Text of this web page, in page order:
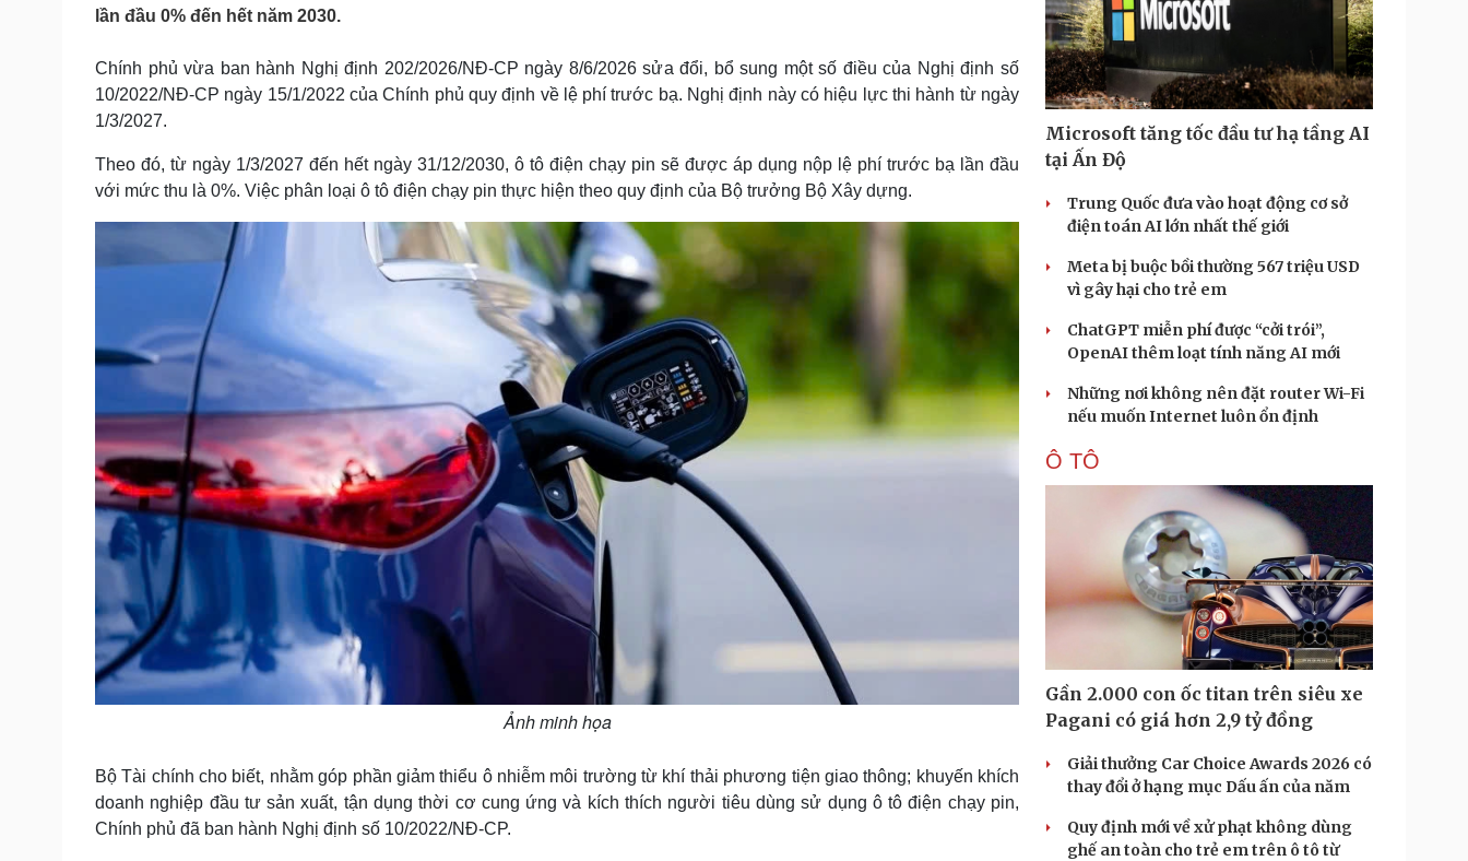
Vụ án
Tư vấn luật
Vũ khí
Phân tích
Thế giới thể thao
eSports
Hậu trường
Tư vấn
Thông tin doanh nghiệp
Doanh nghiệp 24h
Doanh nhân
Vì cộng đồng
Sành điệu
Trải nghiệm
Chuyển đổi số
Dinh dưỡng - món ngon
Cây thuốc
Sản phụ khoa
Nam khoa
Làm đẹp - giảm cân
Phòng mạch online
Ăn sạch sống khỏe
Nhà đẹp
Blog
Tình yêu - Gia đình
Sân khấu - Điện ảnh
Văn học
Âm nhạc
Di sản
Nghệ sĩ
Thời trang
Sao Việt
Tư vấn
check-in
Podcast
Đọc truyện đêm khuya
Cửa sổ tình yêu
Hạt giống tâm hồn
Cải chính
lần đầu 0% đến hết năm 2030.
Chính phủ vừa ban hành Nghị định 202/2026/NĐ-CР ngày 8/6/2026 sửa đổi, bổ sung một số điều của Nghị định số
10/2022/NĐ-CP ngày 15/1/2022 của Chính phủ quy định về lệ phí trước bạ. Nghị định này có hiệu lực thi hành từ ngày
1/3/2027.
Theo đó, từ ngày 1/3/2027 đến hết ngày 31/12/2030, ô tô điện chạy pin sẽ được áp dụng nộp lệ phí trước bạ lần đầu
với mức thu là 0%. Việc phân loại ô tô điện chạy pin thực hiện theo quy định của Bộ trưởng Bộ Xây dựng.
Ảnh minh họa
Bộ Tài chính cho biết, nhằm góp phần giảm thiểu ô nhiễm môi trường từ khí thải phương tiện giao thông; khuyến khích
doanh nghiệp đầu tư sản xuất, tận dụng thời cơ cung ứng và kích thích người tiêu dùng sử dụng ô tô điện chạy pin,
Chính phủ đã ban hành Nghị định số 10/2022/NĐ-CP.
Microsoft tăng tốc đầu tư hạ tầng AI
tại Ấn Độ
Trung Quốc đưa vào hoạt động cơ sở
điện toán AI lớn nhất thế giới
Meta bị buộc bồi thường 567 triệu USD
vì gây hại cho trẻ em
ChatGPT miễn phí được “cởi trói”,
OpenAI thêm loạt tính năng AI mới
Những nơi không nên đặt router Wi-Fi
nếu muốn Internet luôn ổn định
Ô TÔ
Gần 2.000 con ốc titan trên siêu xe
Pagani có giá hơn 2,9 tỷ đồng
Giải thưởng Car Choice Awards 2026 có
thay đổi ở hạng mục Dấu ấn của năm
Quy định mới về xử phạt không dùng
ghế an toàn cho trẻ em trên ô tô từ